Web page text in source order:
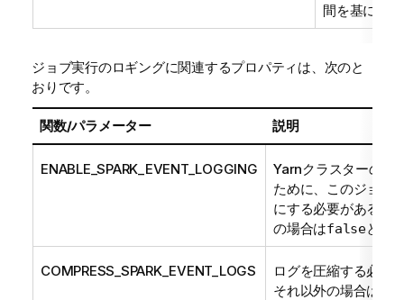
間を基に速
ジョブ実行のロギングに関連するプロパティは、次のと
おりです。
関数/パラメーター 説明
ENABLE_SPARK_EVENT_LOGGING
Yarnクラスターのフ
ために、このジョブ
にする必要がある場
の場合はfalseと入
COMPRESS_SPARK_EVENT_LOGS
ログを圧縮する必要
それ以外の場合は